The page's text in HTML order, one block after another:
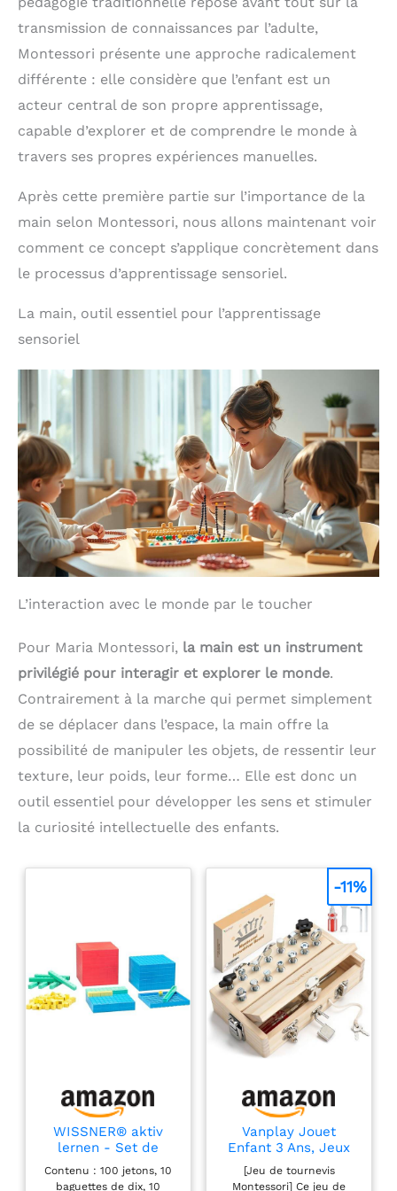
transmission de connaissances par l’adulte,
Montessori présente une approche radicalement
différente : elle considère que l’enfant est un
acteur central de son propre apprentissage,
capable d’explorer et de comprendre le monde à
travers ses propres expériences manuelles.
Après cette première partie sur l’importance de la
main selon Montessori, nous allons maintenant voir
comment ce concept s’applique concrètement dans
le processus d’apprentissage sensoriel.
La main, outil essentiel pour l’apprentissage
sensoriel
L’interaction avec le monde par le toucher
Pour Maria Montessori, la main est un instrument
privilégié pour interagir et explorer le monde.
Contrairement à la marche qui permet simplement
de se déplacer dans l’espace, la main offre la
possibilité de manipuler les objets, de ressentir leur
texture, leur poids, leur forme… Elle est donc un
outil essentiel pour développer les sens et stimuler
la curiosité intellectuelle des enfants.
WISSNER® aktiv
lernen - Set de
calcul décimal de
base, 121 pces en
Contenu : 100 jetons, 10
baguettes de dix, 10
Vanplay Jouet
Enfant 3 Ans, Jeux
Montessori Outils
Enfant Jouet en Bois
[Jeu de tournevis
Montessori] Ce jeu de
-11%